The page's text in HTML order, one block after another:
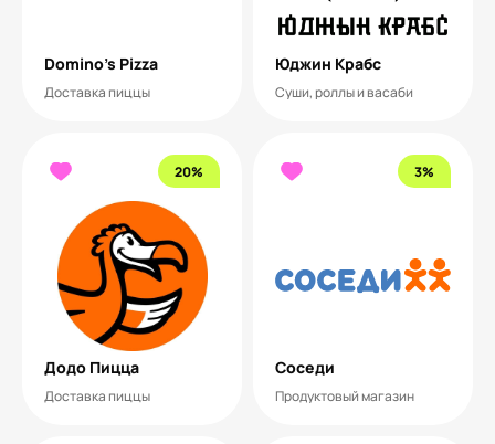
Domino’s Pizza
Доставка пиццы
Юджин Крабс
Суши, роллы и васаби
20%
Додо Пицца
Доставка пиццы
3%
Соседи
Продуктовый магазин